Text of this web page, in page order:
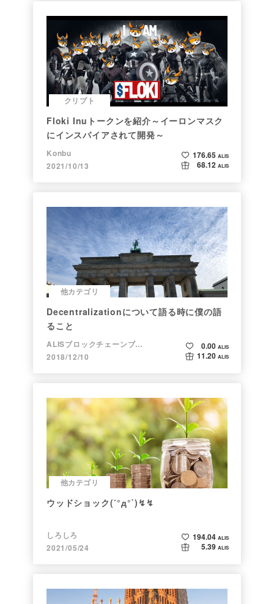
クリプト
Floki Inuトークンを紹介～イーロンマスク
にインスパイアされて開発～
Konbu
2021/10/13
176.65 ALIS
68.12 ALIS
他カテゴリ
Decentralizationについて語る時に僕の語
ること
ALISブロックチェーンブログ
2018/12/10
0.00 ALIS
11.20 ALIS
他カテゴリ
ウッドショック(´°д°`)↯↯
しろしろ
2021/05/24
194.04 ALIS
5.39 ALIS